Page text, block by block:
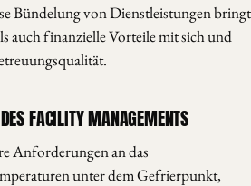
Bündelung von Dienstleistungen bringt
auch finanzielle Vorteile mit sich und
FACILITY MANAGEMENTS
Anforderungen an das
unter dem Gefrierpunkt,